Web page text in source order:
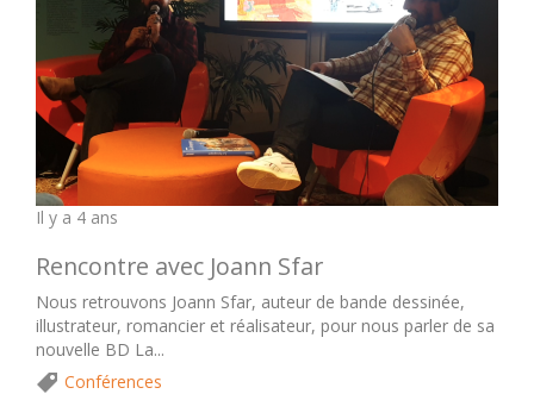
Il y a 4 ans
Rencontre avec Joann Sfar
Nous retrouvons Joann Sfar, auteur de bande dessinée,
illustrateur, romancier et réalisateur, pour nous parler de sa
nouvelle BD La...
Conférences